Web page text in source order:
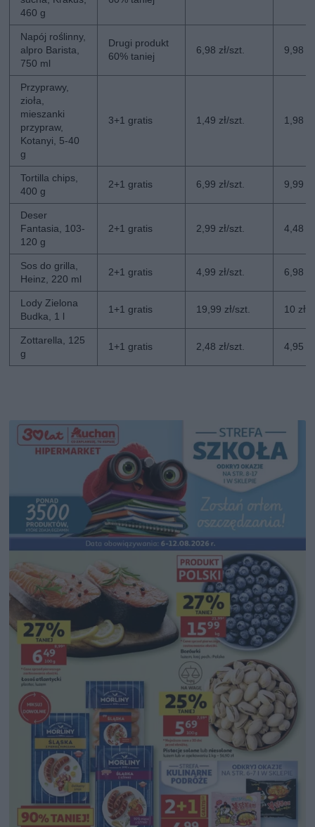
460 g
Napój roślinny,
alpro Barista,
750 ml
Drugi produkt
60% taniej
6,98 zł/szt. 9,98
Przyprawy,
zioła,
mieszanki
przypraw,
Kotanyi, 5-40
g
3+1 gratis 1,49 zł/szt. 1,98
Tortilla chips,
400 g
2+1 gratis 6,99 zł/szt. 9,99
Deser
Fantasia, 103-
120 g
2+1 gratis 2,99 zł/szt. 4,48
Sos do grilla,
Heinz, 220 ml
2+1 gratis 4,99 zł/szt. 6,98
Lody Zielona
Budka, 1 l
1+1 gratis 19,99 zł/szt. 10 zł/
Zottarella, 125
g
1+1 gratis 2,48 zł/szt. 4,95